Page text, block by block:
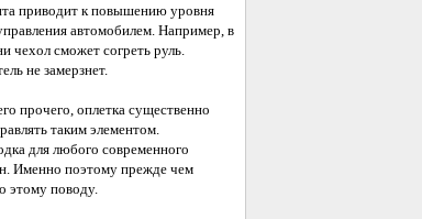
приводит к повышению уровня
автомобилем. Например, в
чехол сможет согреть руль.
не замерзнет.
прочего, оплетка существенно
таким элементом.
для любого современного
Именно поэтому прежде чем
этому поводу.